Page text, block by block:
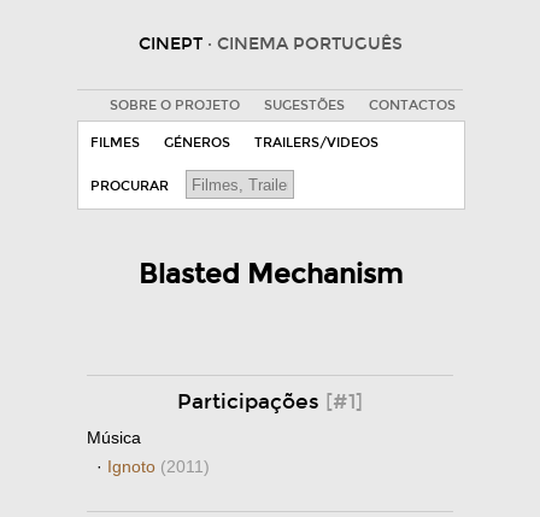
CINEPT · CINEMA PORTUGUÊS
SOBRE O PROJETO SUGESTÕES CONTACTOS
FILMES GÉNEROS TRAILERS/VIDEOS
PROCURAR
Blasted Mechanism
Participações [#1]
Música
· Ignoto (2011)